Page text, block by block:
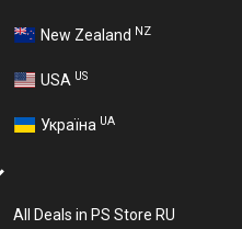
New Zealand NZ
USA US
Україна UA
All Deals in PS Store RU